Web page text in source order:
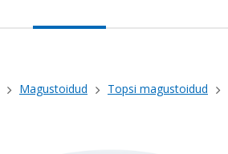
Magustoidud Topsi magustoidud